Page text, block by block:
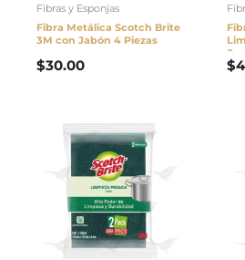
Fibras y Esponjas
Fibra Metálica Scotch Brite
3M con Jabón 4 Piezas
$30.00 $